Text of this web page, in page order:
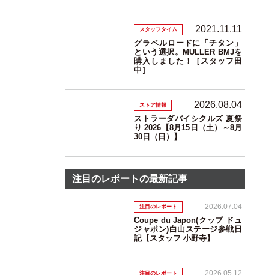
スタッフタイム 2021.11.11
グラベルロードに「チタン」
という選択。MULLER BMJを
購入しました！［スタッフ田
中］
ストア情報 2026.08.04
ストラーダバイシクルズ 夏祭
り 2026【8月15日（土）～8月
30日（日）】
注目のレポートの最新記事
注目のレポート 2026.07.04
Coupe du Japon(クップ ドュ
ジャポン)白山ステージ参戦日
記【スタッフ 小野寺】
注目のレポート 2026.05.12